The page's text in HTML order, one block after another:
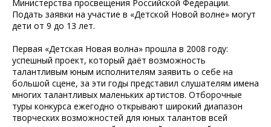
Министерства просвещения Российской Федерации.
Подать заявки на участие в «Детской Новой волне» могут
дети от 9 до 13 лет.
Первая «Детская Новая волна» прошла в 2008 году:
успешный проект, который даёт возможность
талантливым юным исполнителям заявить о себе на
большой сцене, за эти годы представил слушателям имена
многих талантливых маленьких артистов. Отборочные
туры конкурса ежегодно открывают широкий диапазон
творческих возможностей для юных талантов всей